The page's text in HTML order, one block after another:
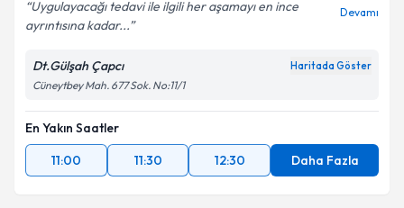
Uygulayacağı tedavi ile ilgili her aşamayı en ince
ayrıntısına kadar...
Devamı
Dt.Gülşah Çapcı Haritada Göster
Cüneytbey Mah. 677 Sok. No:11/1
En Yakın Saatler
11:00
11:30 12:30 Daha Fazla